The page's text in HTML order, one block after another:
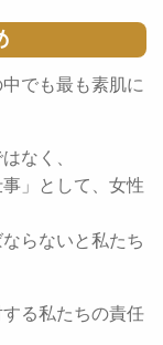
でも最も素肌に
なく、
」として、女性
らないと私たち
る私たちの責任